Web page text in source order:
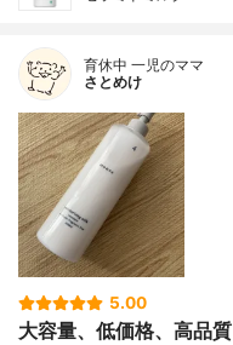
育休中 一児のママ
さとめけ
5.00
大容量、低価格、高品質